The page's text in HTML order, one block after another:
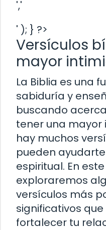
','
' ); } ?>
Versículos
mayor
La Biblia es una
sabiduría y
buscando
tener una mayor
hay muchos
pueden
espiritual. En
exploraremos
versículos más
significativos
fortalecer tu